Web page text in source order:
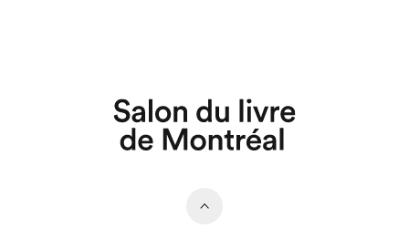
Que cherchez-vous?